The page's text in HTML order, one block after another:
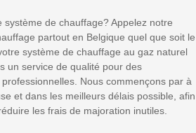
système de chauffage? Appelez notre
partout en Belgique quel que soit le
système de chauffage au gaz naturel
un service de qualité pour des
Nous commençons par à
et dans les meilleurs délais possible, afin
les frais de majoration inutiles.